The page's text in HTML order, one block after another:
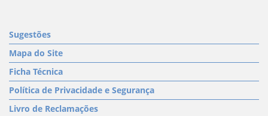
Sugestões
Mapa do Site
Ficha Técnica
Política de Privacidade e Segurança
Livro de Reclamações